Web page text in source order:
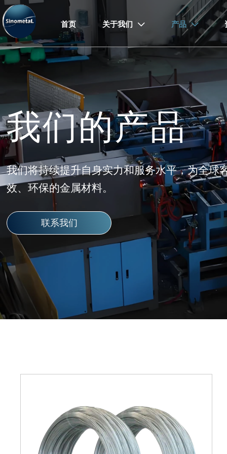
首页 关于我们  产品 
我们的产品
我们将持续提升自身实力和服务水平，为全球
效、环保的金属材料。
联系我们